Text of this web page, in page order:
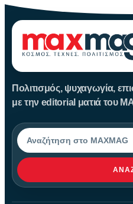
Πολιτισμός, ψυχαγωγία,
με την editorial ματιά του
Αναζήτηση